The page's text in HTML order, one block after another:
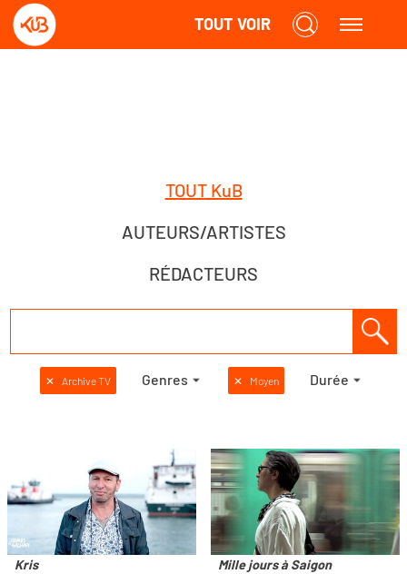
TOUT VOIR
TOUT KuB
AUTEURS/ARTISTES
RÉDACTEURS
✕ Archive TV Genres ✕ Moyen Durée
Kris
Mille jours à Saigon